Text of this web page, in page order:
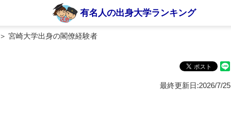
有名人の出身大学ランキング
＞ 宮崎大学出身の閣僚経験者
最終更新日:2026/7/25